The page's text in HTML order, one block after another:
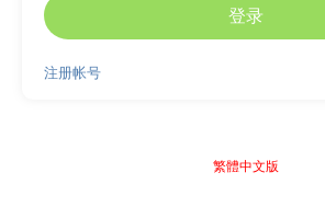
登录
注册帐号
繁體中文版